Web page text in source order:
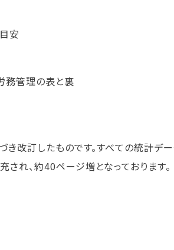
安
務管理の表と裏
改訂したものです。すべての統計デ
れ、約40ページ増となっております。